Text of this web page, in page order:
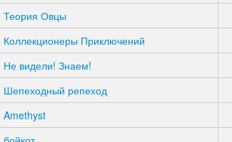
Теория Овцы
Коллекционеры Приключений
Не видели! Знаем!
Шепеходный репеход
Amethyst